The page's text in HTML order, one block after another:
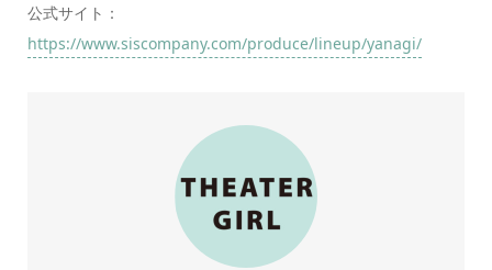
公式サイト：
https://www.siscompany.com/produce/lineup/yanagi/